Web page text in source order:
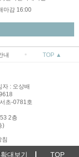
확대보기 TOP
마감 16:00
내 TOP ▲
자 : 오상배
초-0781호
2층
)
침